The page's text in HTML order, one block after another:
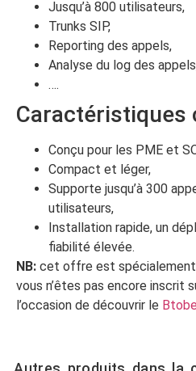
Jusqu’à 800 utilisateurs,
Trunks SIP,
Reporting des appels,
Analyse du log des
….
Caractéristiques
Conçu pour les PME et
Compact et léger,
Supporte jusqu’à 300
utilisateurs,
Installation rapide, un
fiabilité élevée.
NB: cet offre est spécialement
vous n’êtes pas encore inscrit
l’occasion de découvrir le